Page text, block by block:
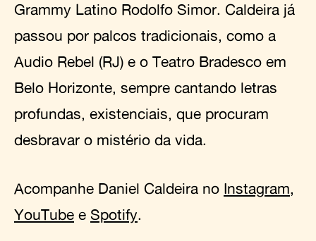
Grammy Latino Rodolfo Simor. Caldeira já
passou por palcos tradicionais, como a
Audio Rebel (RJ) e o Teatro Bradesco em
Belo Horizonte, sempre cantando letras
profundas, existenciais, que procuram
desbravar o mistério da vida.
Acompanhe Daniel Caldeira no Instagram,
YouTube e Spotify.